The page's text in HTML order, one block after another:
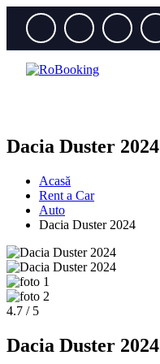
Dacia Duster 2024
Acasă
Rent a Car
Auto
Dacia Duster 2024
4.7 / 5
Dacia Duster 2024